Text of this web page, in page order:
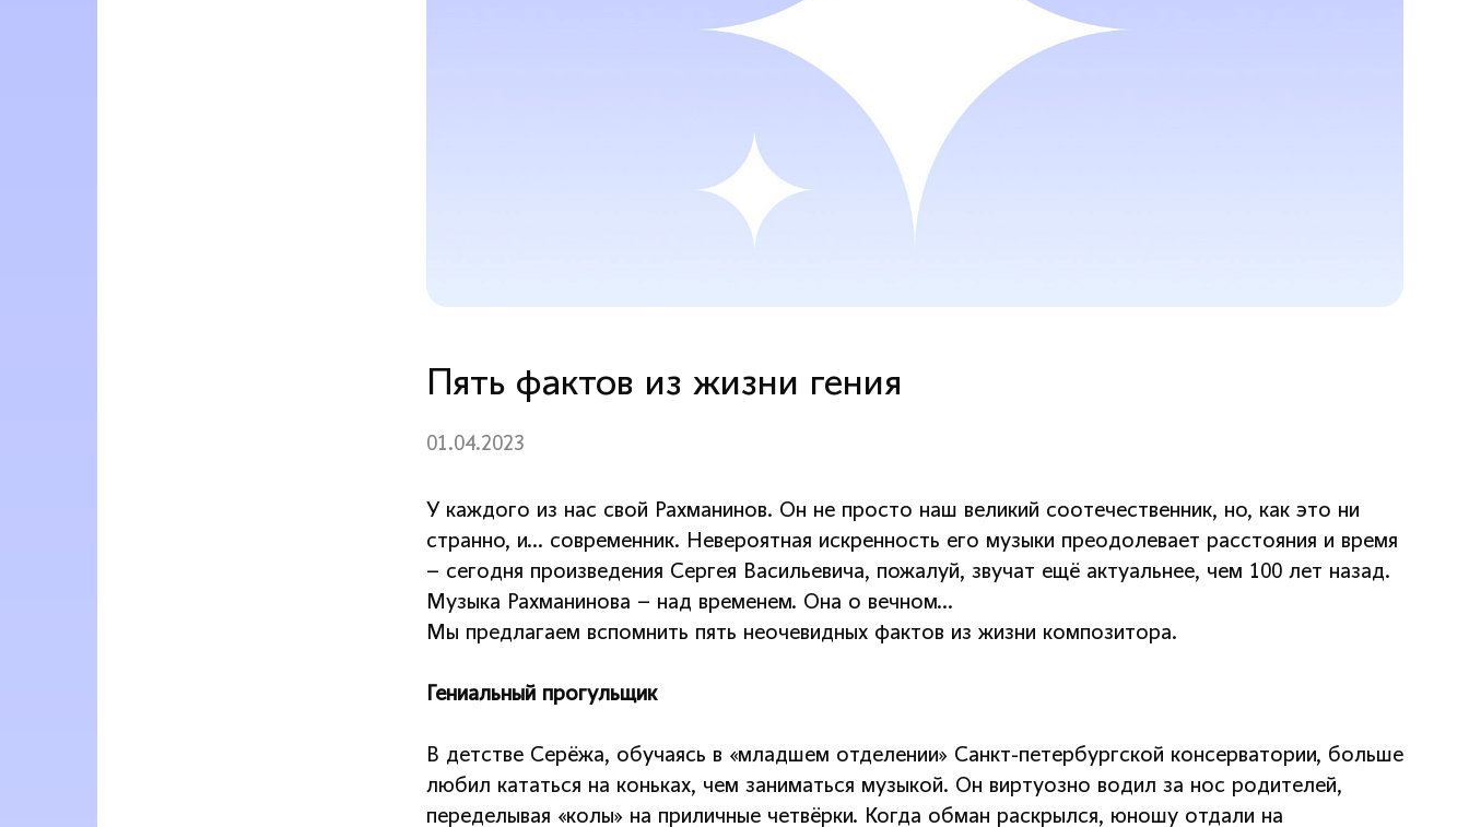
Пять фактов из жизни гения
01.04.2023
У каждого из нас свой Рахманинов. Он не просто наш великий соотечественник, но, как это ни
странно, и… современник. Невероятная искренность его музыки преодолевает расстояния и время
– сегодня произведения Сергея Васильевича, пожалуй, звучат ещё актуальнее, чем 100 лет назад.
Музыка Рахманинова – над временем. Она о вечном…
Мы предлагаем вспомнить пять неочевидных фактов из жизни композитора.
Гениальный прогульщик
В детстве Серёжа, обучаясь в «младшем отделении» Санкт-петербургской консерватории, больше
любил кататься на коньках, чем заниматься музыкой. Он виртуозно водил за нос родителей,
переделывая «колы» на приличные четвёрки. Когда обман раскрылся, юношу отдали на